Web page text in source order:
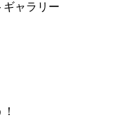
ャラリー